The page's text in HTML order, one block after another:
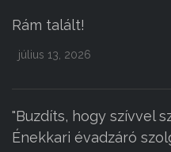
Rám talált!
július 13, 2026
"Buzdíts, hogy szívvel
Énekkari évadzáró